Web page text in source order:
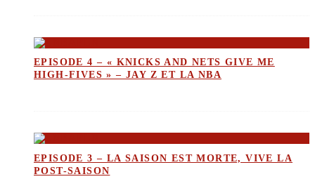
EPISODE 4 – « KNICKS AND NETS GIVE ME
HIGH-FIVES » – JAY Z ET LA NBA
EPISODE 3 – LA SAISON EST MORTE, VIVE LA
POST-SAISON